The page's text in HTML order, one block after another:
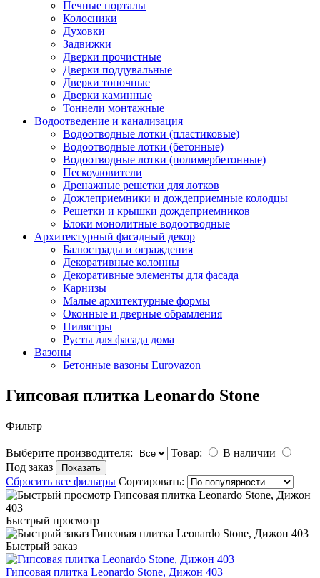
Печные порталы
Колосники
Духовки
Задвижки
Дверки прочистные
Дверки поддувальные
Дверки топочные
Дверки каминные
Тоннели монтажные
Водоотведение и канализация
Водоотводные лотки (пластиковые)
Водоотводные лотки (бетонные)
Водоотводные лотки (полимербетонные)
Пескоуловители
Дренажные решетки для лотков
Дожлеприемники и дождеприемные колодцы
Решетки и крышки дождеприемников
Блоки монолитные водоотводные
Архитектурный фасадный декор
Балюстрады и ограждения
Декоративные колонны
Декоративные элементы для фасада
Карнизы
Малые архитектурные формы
Оконные и дверные обрамления
Пилястры
Русты для фасада дома
Вазоны
Бетонные вазоны Eurovazon
Гипсовая плитка Leonardo Stone
Фильтр
Выберите производителя: Товар:
В наличии
Под заказ
Сбросить все фильтры Сортировать:
Быстрый просмотр
Быстрый заказ
Гипсовая плитка Leonardo Stone, Дижон 403